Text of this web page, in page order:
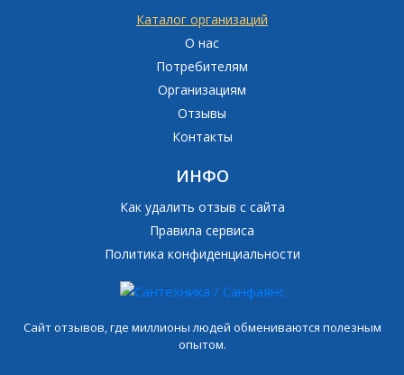
Каталог организаций
О нас
Потребителям
Организациям
Отзывы
Контакты
ИНФО
Как удалить отзыв с сайта
Правила сервиса
Политика конфиденциальности
Сайт отзывов, где миллионы людей обмениваются полезным
опытом.